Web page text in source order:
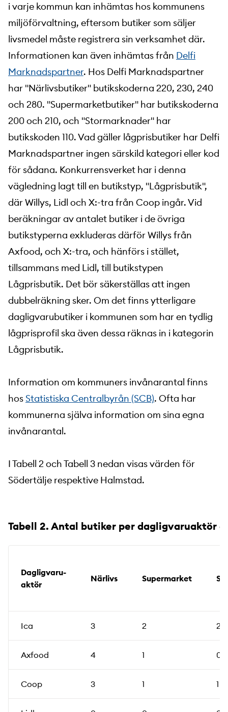
i varje kommun kan inhämtas hos kommunens
miljöförvaltning, eftersom butiker som säljer
livsmedel måste registrera sin verksamhet där.
Informationen kan även inhämtas från Delfi
Marknadspartner. Hos Delfi Marknadspartner
har "Närlivsbutiker" butikskoderna 220, 230, 240
och 280. "Supermarketbutiker" har butikskoderna
200 och 210, och "Stormarknader" har
butikskoden 110. Vad gäller lågprisbutiker har Delfi
Marknadspartner ingen särskild kategori eller kod
för sådana. Konkurrensverket har i denna
vägledning lagt till en butikstyp, "Lågprisbutik",
där Willys, Lidl och X:-tra från Coop ingår. Vid
beräkningar av antalet butiker i de övriga
butikstyperna exkluderas därför Willys från
Axfood, och X:-tra, och hänförs i stället,
tillsammans med Lidl, till butikstypen
Lågprisbutik. Det bör säkerställas att ingen
dubbelräkning sker. Om det finns ytterligare
dagligvarubutiker i kommunen som har en tydlig
lågprisprofil ska även dessa räknas in i kategorin
Lågprisbutik.
Information om kommuners invånarantal finns
hosStatistiska Centralbyrån (SCB). Ofta har
kommunerna själva information om sina egna
invånarantal.
I Tabell 2 och Tabell 3 nedan visas värden för
Södertälje respektive Halmstad.
Tabell 2. Antal butiker per dagligvaruaktör
Dagligvaru­
aktör
Närlivs Supermarket
Ica 3 2 2
Axfood 4 1 0
Coop 3 1 1